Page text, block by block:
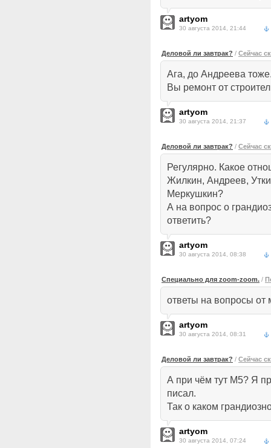
artyom
30 августа 2014, 21:44
Деловой ли завтрак? / Сейчас
Ага, до Андреева
Вы ремонт от
artyom
30 августа 2014, 21:37
Деловой ли завтрак? / Сейчас
Регулярно. Какое
Жилкин, Андреев,
Меркушкин?
А на вопрос о
ответить?
artyom
30 августа 2014, 08:38
Специально для zoom-zoom. /
ответы на вопросы от
artyom
30 августа 2014, 08:31
Деловой ли завтрак? / Сейчас
А при чём тут М5? Я
писал.
Так о каком
artyom
30 августа 2014, 07:24